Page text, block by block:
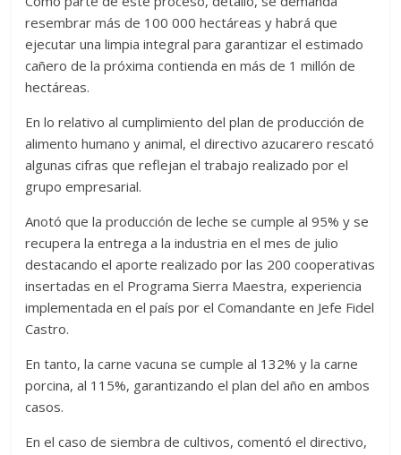
resembrar más de 100 000 hectáreas y habrá que
ejecutar una limpia integral para garantizar el estimado
cañero de la próxima contienda en más de 1 millón de
hectáreas.
En lo relativo al cumplimiento del plan de producción de
alimento humano y animal, el directivo azucarero rescató
algunas cifras que reflejan el trabajo realizado por el
grupo empresarial.
Anotó que la producción de leche se cumple al 95% y se
recupera la entrega a la industria en el mes de julio
destacando el aporte realizado por las 200 cooperativas
insertadas en el Programa Sierra Maestra, experiencia
implementada en el país por el Comandante en Jefe Fidel
Castro.
En tanto, la carne vacuna se cumple al 132% y la carne
porcina, al 115%, garantizando el plan del año en ambos
casos.
En el caso de siembra de cultivos, comentó el directivo,